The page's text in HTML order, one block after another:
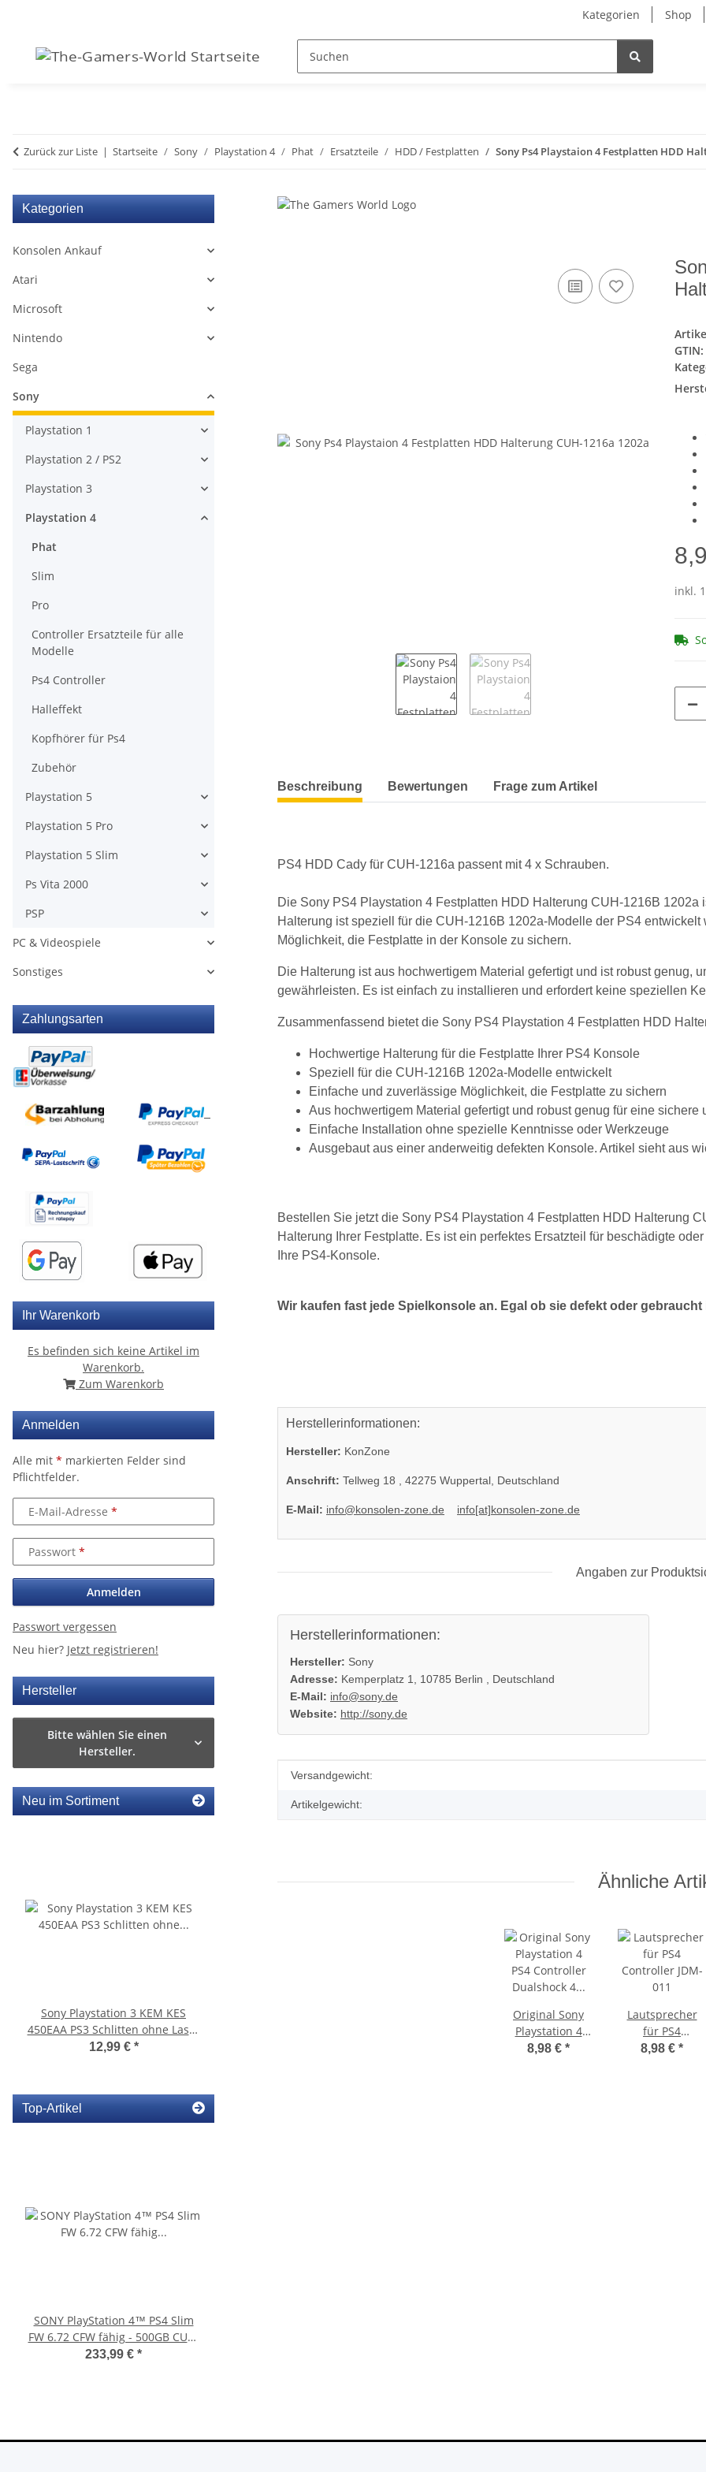
Kategorien Shop
Zurück zur Liste Startseite Sony Playstation 4 Phat Ersatzteile HDD / Festplatten Sony Ps4 Playstaion 4 Festplatten HDD
GTIN:
inkl.
weitere Registerkarten anzeigen
Beschreibung Bewertungen Frage zum Artikel
PS4 HDD Cady für CUH-1216a passent mit 4 x Schrauben.
Die Sony PS4 Playstation 4 Festplatten HDD Halterung CUH-1216B
Halterung ist speziell für die CUH-1216B 1202a-Modelle der PS4
Möglichkeit, die Festplatte in der Konsole zu sichern.
Die Halterung ist aus hochwertigem Material gefertigt und ist robust genug,
gewährleisten. Es ist einfach zu installieren und erfordert keine speziellen
Zusammenfassend bietet die Sony PS4 Playstation 4 Festplatten HDD
Hochwertige Halterung für die Festplatte Ihrer PS4 Konsole
Speziell für die CUH-1216B 1202a-Modelle entwickelt
Einfache und zuverlässige Möglichkeit, die Festplatte zu sichern
Aus hochwertigem Material gefertigt und robust genug für eine sichere
Einfache Installation ohne spezielle Kenntnisse oder Werkzeuge
Ausgebaut aus einer anderweitig defekten Konsole. Artikel sieht aus
Bestellen Sie jetzt die Sony PS4 Playstation 4 Festplatten HDD Halterung
Halterung Ihrer Festplatte. Es ist ein perfektes Ersatzteil für beschädigte
Ihre PS4-Konsole.
Wir kaufen fast jede Spielkonsole an. Egal ob sie defekt oder
Herstellerinformationen:
Hersteller: KonZone
Anschrift: Tellweg 18 , 42275 Wuppertal, Deutschland
E-Mail: info@konsolen-zone.de info[at]konsolen-zone.de
Angaben zur
Herstellerinformationen:
Hersteller: Sony
Adresse: Kemperplatz 1, 10785 Berlin , Deutschland
E-Mail: info@sony.de
Website: http://sony.de
Produkteigenschaft
Wert
Versandgewicht:
Artikelgewicht:
Ähnliche
Original Sony
Playstation 4
PS4 Controller
8,98 € *
Lautsprecher
für PS4
Controller JDM-
8,98 € *
Kategorien
Konsolen Ankauf
Atari
Microsoft
Nintendo
Sega
Sony
Playstation 1
Playstation 2 / PS2
Playstation 3
Playstation 4
Phat
Slim
Pro
Controller Ersatzteile für alle
Modelle
Ps4 Controller
Halleffekt
Kopfhörer für Ps4
Zubehör
Playstation 5
Playstation 5 Pro
Playstation 5 Slim
Ps Vita 2000
PSP
PC & Videospiele
Sonstiges
Zahlungsarten
Ihr Warenkorb
Es befinden sich keine Artikel im
Warenkorb.
Zum Warenkorb
Anmelden
Alle mit * markierten Felder sind
Pflichtfelder.
E-Mail-Adresse
Passwort
Anmelden
Passwort vergessen
Neu hier? Jetzt registrieren!
Hersteller
Bitte wählen Sie einen
Hersteller.
Neu im Sortiment
Sony Playstation 3 KEM KES
450EAA PS3 Schlitten ohne Laser
Blu-Ray Laufwerk 320
12,99 € *
KEM 450DAA Laufwerk ohne
Laser für Sony Playstation 3 PS3
Slim
14,99 € *
Top-Artikel
SONY PlayStation 4™ PS4 Slim
FW 6.72 CFW fähig - 500GB CUH-
2016A
233,99 € *